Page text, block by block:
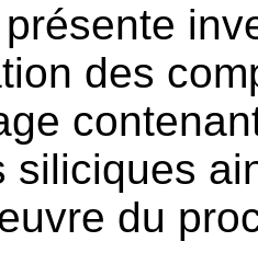
des
siliciques
du